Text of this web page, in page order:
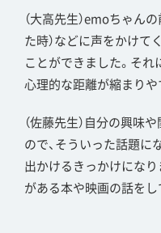
（大高先生）emoちゃん
た時）などに声をかけて
ことができました。それ
心理的な距離が縮まりや
（佐藤先生）自分の興味
ので、そういった話題に
出かけるきっかけになり
がある本や映画の話をし